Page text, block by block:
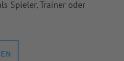
Spieler, Trainer oder